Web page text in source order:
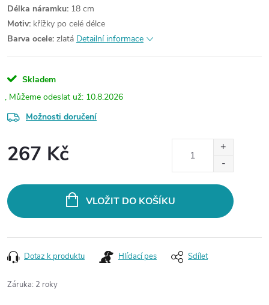
Délka náramku: 18 cm
Motiv: křížky po celé délce
Barva ocele: zlatá Detailní informace
Skladem
10.8.2026
Možnosti doručení
267 Kč
VLOŽIT DO KOŠÍKU
Dotaz k produktu Hlídací pes Sdílet
Záruka: 2 roky